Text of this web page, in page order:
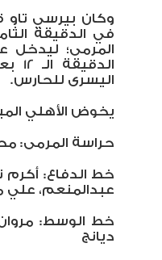
وكان بيرسي
في الدقيقة
المرمى؛
اليسرى للحارس.
يخوض الأهلي
حراسة المرمى:
خط الدفاع: أكرم
عبدالمنعم، علي
خط الوسط: مروان
ديانج